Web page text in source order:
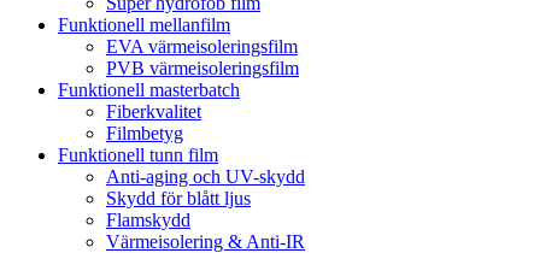
Funktionell mellanfilm
EVA värmeisoleringsfilm
PVB värmeisoleringsfilm
Funktionell masterbatch
Fiberkvalitet
Filmbetyg
Funktionell tunn film
Anti-aging och UV-skydd
Skydd för blått ljus
Flamskydd
Värmeisolering & Anti-IR